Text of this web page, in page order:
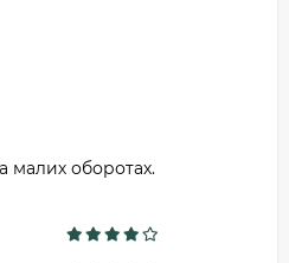
малих оборотах.